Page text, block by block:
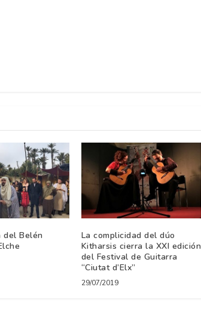
del Belén
La complicidad del dúo
Kitharsis cierra la XXI edición
del Festival de Guitarra
“Ciutat d’Elx”
29/07/2019